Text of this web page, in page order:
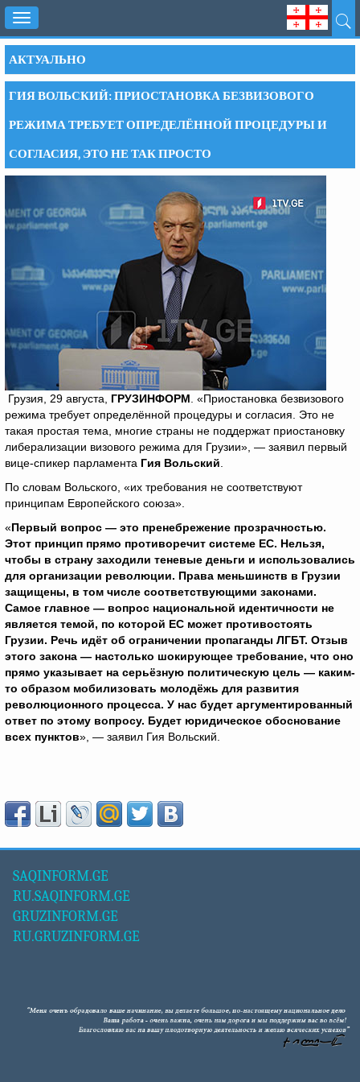
Toggle
navigation
АКТУАЛЬНО
ГИЯ ВОЛЬСКИЙ: ПРИОСТАНОВКА БЕЗВИЗОВОГО
РЕЖИМА ТРЕБУЕТ ОПРЕДЕЛЁННОЙ ПРОЦЕДУРЫ И
СОГЛАСИЯ, ЭТО НЕ ТАК ПРОСТО
Грузия, 29 августа, ГРУЗИНФОРМ . «Приостановка безвизового
режима требует определённой процедуры и согласия. Это не
такая простая тема, многие страны не поддержат приостановку
либерализации визового режима для Грузии», — заявил первый
вице-спикер парламента Гия Вольский
По словам Вольского, «их требования не соответствуют
принципам Европейского союза».
«Первый вопрос — это пренебрежение прозрачностью.
Этот принцип прямо противоречит системе ЕС. Нельзя,
чтобы в страну заходили теневые деньги и использовались
для организации революции. Права меньшинств в Грузии
защищены, в том числе соответствующими законами.
Самое главное — вопрос национальной идентичности не
является темой, по которой ЕС может противостоять
Грузии. Речь идёт об ограничении пропаганды ЛГБТ. Отзыв
этого закона — настолько шокирующее требование, что оно
прямо указывает на серьёзную политическую цель — каким-
то образом мобилизовать молодёжь для развития
революционного процесса. У нас будет аргументированный
ответ по этому вопросу. Будет юридическое обоснование
всех пунктов», — заявил Гия Вольский.
SAQINFORM.GE
RU.SAQINFORM.GE
GRUZINFORM.GE
RU.GRUZINFORM.GE